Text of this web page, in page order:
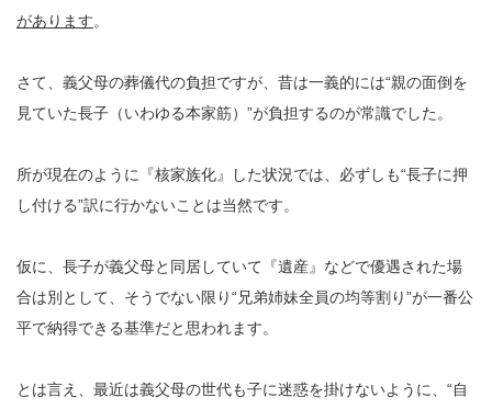
があります。
さて、義父母の葬儀代の負担ですが、昔は一義的には“親の面倒を
見ていた長子（いわゆる本家筋）”が負担するのが常識でした。
所が現在のように『核家族化』した状況では、必ずしも“長子に押
し付ける”訳に行かないことは当然です。
仮に、長子が義父母と同居していて『遺産』などで優遇された場
合は別として、そうでない限り“兄弟姉妹全員の均等割り”が一番公
平で納得できる基準だと思われます。
とは言え、最近は義父母の世代も子に迷惑を掛けないように、“自